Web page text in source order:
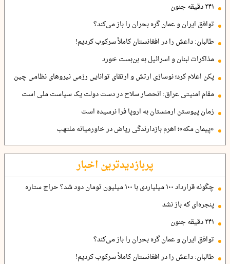
۲۴۱ دقیقه جنون
توافق ایران و عمان گره بحران را باز می‌کند؟
طالبان: داعش را در افغانستان کاملاً سرکوب کردیم!
مذاکرات لبنان و اسرائیل به بن‌بست خورد
پکن اعلام کرد؛ نوسازی ارتش و ارتقای توانایی رزمی نیروهای نظامی چین
مقام امنیتی عراق: انحصار سلاح در دست دولت یک سیاست ملی است
زمان پیوستن ارمنستان به اروپا فرا نرسیده است
«پیمان مکه»؛ اهرم بازدارندگی ریاض در خاورمیانه ملتهب
پربازدیدترین اخبار
چگونه قرارداد ۱۰۰ میلیاردی با ۱۰۰ میلیون تومان دود شد؟ حراج ستاره
پنجره‌ای که باز نشد
۲۴۱ دقیقه جنون
توافق ایران و عمان گره بحران را باز می‌کند؟
طالبان: داعش را در افغانستان کاملاً سرکوب کردیم!